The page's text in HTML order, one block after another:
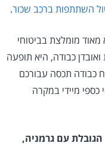
השתתפות ברכב שכור.
מומלצת בביטוחי
ואובדן כבודה, היא תופעה
כבודה תכסה עבורכם
מיידי במקרה
הגובלת עם גרמניה,